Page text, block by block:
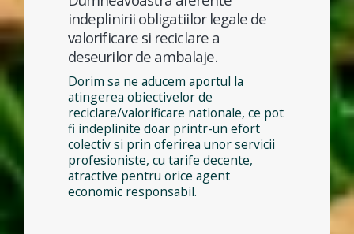
indeplinirii obligatiilor legale de
valorificare si reciclare a
deseurilor de ambalaje.
Dorim sa ne aducem aportul la
atingerea obiectivelor de
reciclare/valorificare nationale, ce pot
fi indeplinite doar printr-un efort
colectiv si prin oferirea unor servicii
profesioniste, cu tarife decente,
atractive pentru orice agent
economic responsabil.